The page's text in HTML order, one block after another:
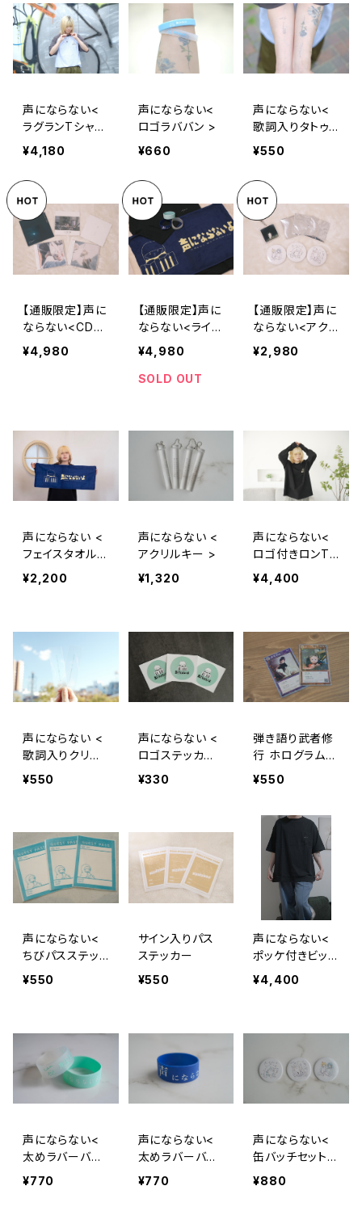
声にならない<
ラグランTシャツ
>
¥4,180
声にならない<
ロゴラババン >
¥660
声にならない<
歌詞入りタトゥ
ーシール >
¥550
【通販限定】声に
ならない<CDお
まとめセット>
¥4,980
【通販限定】声に
ならない<ライブ
グッズセット>
¥4,980
SOLD OUT
【通販限定】声に
ならない<アク
セサリーセット>
¥2,980
声にならない <
フェイスタオル/
ロゴver.>
¥2,200
声にならない <
アクリルキー >
¥1,320
声にならない<
ロゴ付きロンT
>
¥4,400
声にならない <
歌詞入りクリア
栞 >
¥550
声にならない <
ロゴステッカー
>
¥330
弾き語り武者修
行 ホログラムト
レーディングカ
¥550
声にならない<
ちびパスステッ
カー >
¥550
サイン入りパス
ステッカー
¥550
声にならない<
ポッケ付きビッグ
T >
¥4,400
声にならない<
太めラバーバン
ド / ならないよ
¥770
声にならない<
太めラバーバン
ド >
¥770
声にならない<
缶バッチセット
>
¥880